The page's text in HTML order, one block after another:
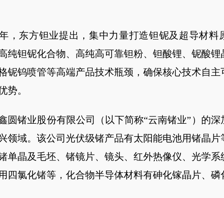
，东方钽业提出，集中力量打造钽铌及超导材料
纯钽铌化合物、高纯高可靠钽粉、钽酸锂、铌酸锂
铌钨喷管等高端产品技术瓶颈，确保核心技术自主
势。
圆锗业股份有限公司（以下简称“云南锗业”）的深
领域。该公司光伏级锗产品有太阳能电池用锗晶片
单晶及毛坯、锗镜片、镜头、红外热像仪、光学系
四氯化锗等，化合物半导体材料有砷化镓晶片、磷